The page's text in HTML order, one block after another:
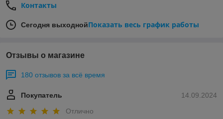
Контакты
Сегодня выходнойПоказать весь график работы
Отзывы о магазине
180 отзывов за всё время
14.09.2024
Покупатель
Отлично